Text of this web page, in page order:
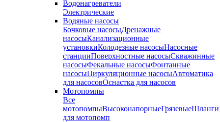
Водонагреватели
Электрические
Водяные насосы
Бочковые насосыДренажные
насосыКанализационные
установкиКолодезные насосыНасосные
станцииПоверхностные насосыСкважинные
насосыФекальные насосыФонтанные
насосыЦиркуляционные насосыАвтоматика
для насосовОснастка для насосов
Мотопомпы
Все
мотопомпыВысоконапорныеГрязевыеШланги
для мотопомп